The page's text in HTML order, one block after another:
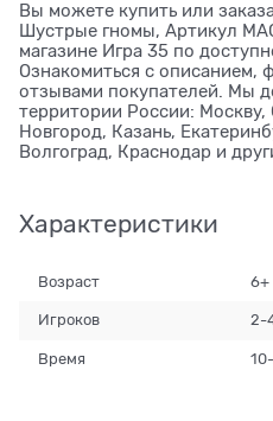
Вы можете купить или
Шустрые гномы, Артикул
магазине Игра 35 по
Ознакомиться с описанием,
отзывами покупателей. Мы
территории России:
Новгород, Казань,
Волгоград, Краснодар и
Характеристики
Возраст 6+
Игроков 2-
Время